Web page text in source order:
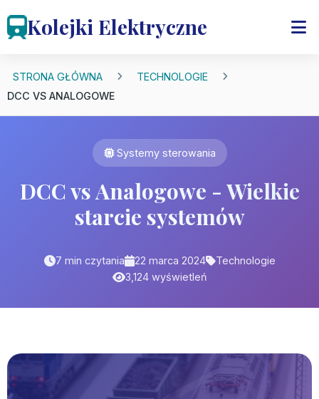
Kolejki Elektryczne
STRONA GŁÓWNA
TECHNOLOGIE
DCC VS ANALOGOWE
Systemy sterowania
DCC vs Analogowe - Wielkie
starcie systemów
7 min czytania 22 marca 2024
Technologie
3,124 wyświetleń